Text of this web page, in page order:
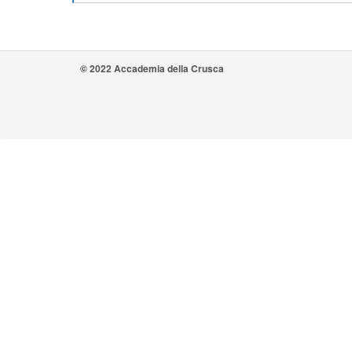
© 2022 Accademia della Crusca